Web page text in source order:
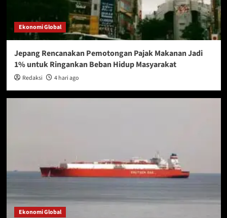
Ekonomi Global
Jepang Rencanakan Pemotongan Pajak Makanan Jadi
1% untuk Ringankan Beban Hidup Masyarakat
Redaksi 4 hari ago
Ekonomi Global